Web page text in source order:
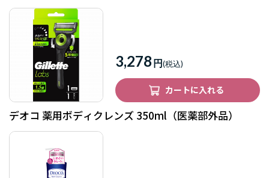
3,278 円
カートに入れる
デオコ 薬用ボディクレンズ 350ml（医薬部外品）